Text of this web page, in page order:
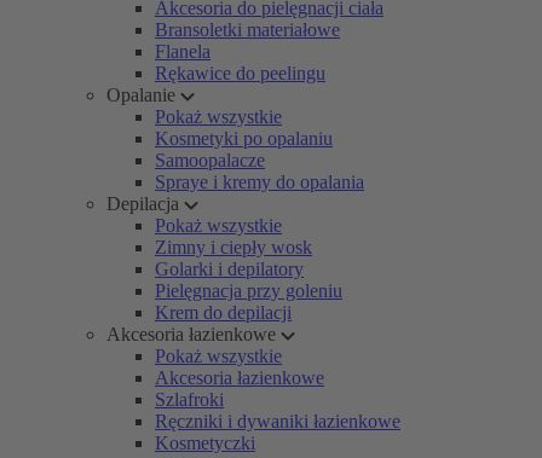
Akcesoria do pielęgnacji ciała
Bransoletki materiałowe
Flanela
Rękawice do peelingu
Opalanie
Pokaż wszystkie
Kosmetyki po opalaniu
Samoopalacze
Spraye i kremy do opalania
Depilacja
Pokaż wszystkie
Zimny i ciepły wosk
Golarki i depilatory
Pielęgnacja przy goleniu
Krem do depilacji
Akcesoria łazienkowe
Pokaż wszystkie
Akcesoria łazienkowe
Szlafroki
Ręczniki i dywaniki łazienkowe
Kosmetyczki